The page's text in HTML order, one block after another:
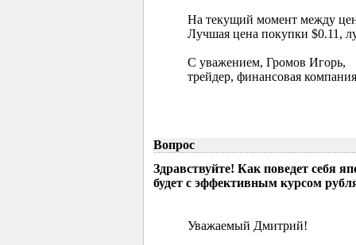
На текущий момент между
Лучшая цена покупки $0.11,
С уважением, Громов Игорь,
трейдер, финансовая
Вопрос
Здравствуйте! Как поведет себя
будет с эффективным курсом
Уважаемый Дмитрий!